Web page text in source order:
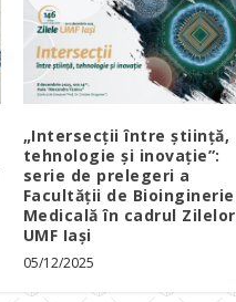
„Intersecții între știință,
tehnologie și inovație”:
serie de prelegeri a
Facultății de Bioinginerie
Medicală în cadrul Zilelor
UMF Iași
05/12/2025